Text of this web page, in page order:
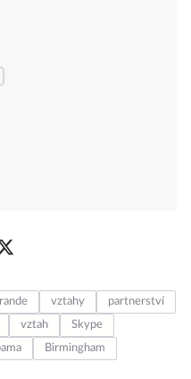
rande vztahy
partnerství
vztah
Skype
Birmingham